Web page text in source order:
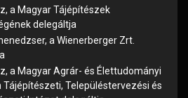
a Magyar Tájépítészek
delegáltja
a Wienerberger Zrt.
a Magyar Agrár- és Élettudományi
Tájépítészeti, Településtervezési és